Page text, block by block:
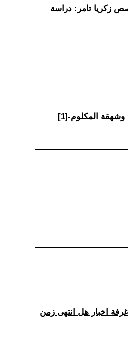
زكريا تامر: دراسة
غرفة اخبار هل انتهى زمن